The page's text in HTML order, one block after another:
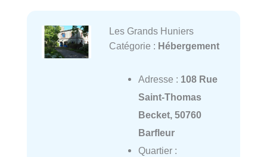
Les Grands Huniers
Catégorie : Hébergement
Adresse : 108 Rue
Saint-Thomas
Becket, 50760
Barfleur
Quartier :